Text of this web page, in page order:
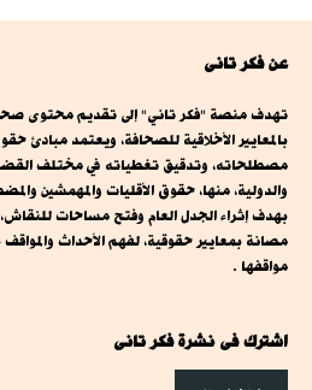
عن فكر تانى
تهدف منصة "فكر تاني" إلى تقديم محتوى
بالمعايير الأخلاقية للصحافة، ويعتمد مبادئ
مصطلحاته، وتدقيق تغطياته في مختلف القضايا
والدولية، منها، حقوق الأقليات والمهمشين
بهدف إثراء الجدل العام وفتح مساحات
مصانة بمعايير حقوقية، لفهم الأحداث
مواقفها .
اشترك فى نشرة فكر تانى